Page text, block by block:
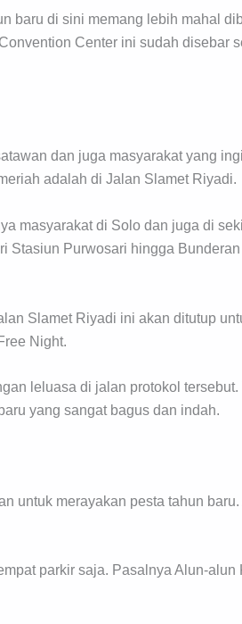
baru di sini memang lebih mahal
Center ini sudah disebar
dan juga masyarakat yang
adalah di Jalan Slamet Riyadi.
masyarakat di Solo dan juga di
Stasiun Purwosari hingga
Slamet Riyadi ini akan ditutup
Night.
leluasa di jalan protokol tersebut.
yang sangat bagus dan indah.
untuk merayakan pesta tahun
parkir saja. Pasalnya Alun-alun